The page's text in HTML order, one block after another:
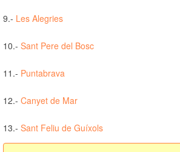
9.- Les Alegries
10.- Sant Pere del Bosc
11.- Puntabrava
12.- Canyet de Mar
13.- Sant Feliu de Guíxols